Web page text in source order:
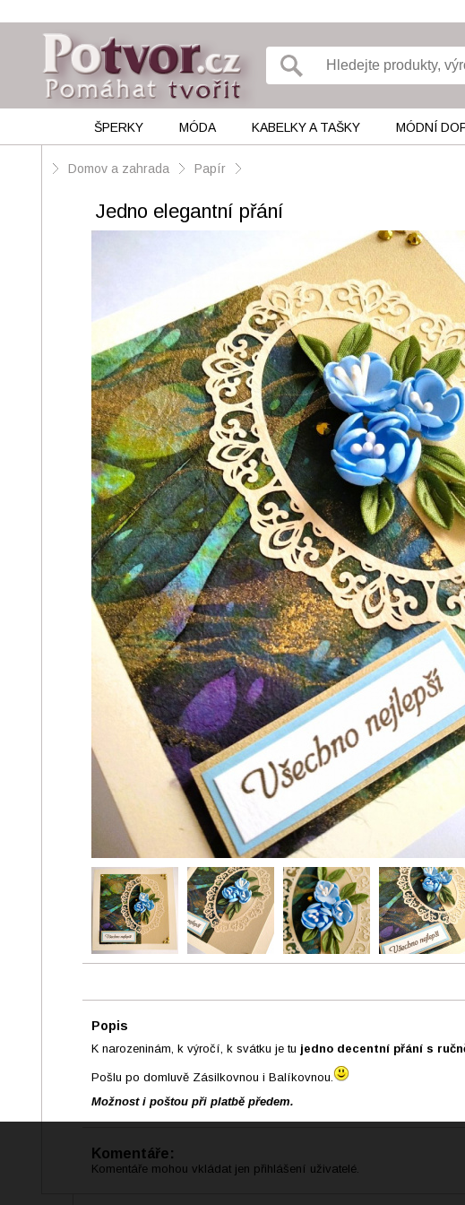
ŠPERKY MÓDA KABELKY A TAŠKY MÓDNÍ
Domov a zahrada Papír
Jedno elegantní přání
Popis
K narozeninám, k výročí, k svátku je tu jedno decentní přání s
Pošlu po domluvě Zásilkovnou i Balíkovnou.
Možnost i poštou při platbě předem.
Komentáře:
Komentáře mohou vkládat jen přihlášení uživatelé.